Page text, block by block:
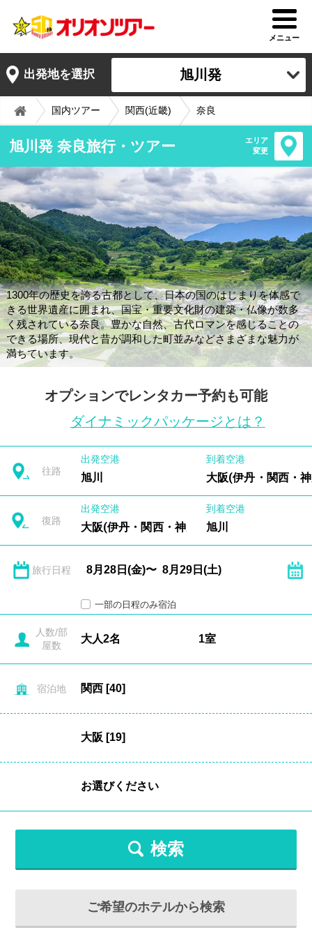
メニュー
出発地を選択 旭川発
国内ツアー 関西(近畿) 奈良
旭川発 奈良旅行・ツアー
エリア
変更
1300年の歴史を誇る古都として、日本の国のはじまりを体感で
きる世界遺産に囲まれ、国宝・重要文化財の建築・仏像が数多
く残されている奈良。豊かな自然、古代ロマンを感じることの
できる場所、現代と昔が調和した町並みなどさまざまな魅力が
満ちています。
オプションでレンタカー予約も可能
ダイナミックパッケージとは？
往路
出発空港
旭川
到着空港
大阪(伊丹・関西・
復路
出発空港
大阪(伊丹・関西・神戸)
到着空港
旭川
旅行日程
一部の日程のみ宿泊
人数/部
屋数
宿泊地
検索
ご希望のホテルから検索